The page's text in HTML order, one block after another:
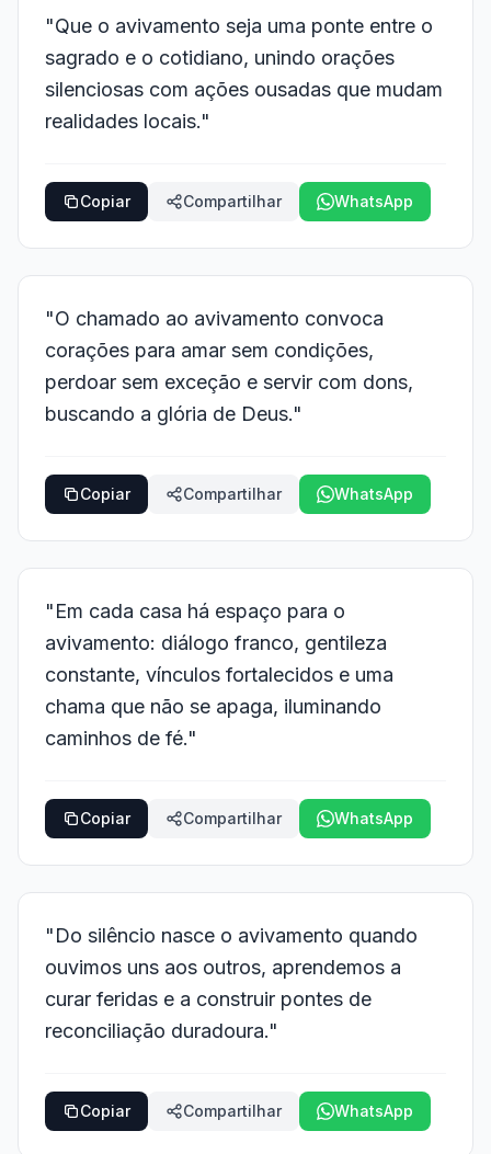
"Que o avivamento seja uma ponte entre o
sagrado e o cotidiano, unindo orações
silenciosas com ações ousadas que mudam
realidades locais."
Copiar Compartilhar WhatsApp
"O chamado ao avivamento convoca
corações para amar sem condições,
perdoar sem exceção e servir com dons,
buscando a glória de Deus."
Copiar Compartilhar WhatsApp
"Em cada casa há espaço para o
avivamento: diálogo franco, gentileza
constante, vínculos fortalecidos e uma
chama que não se apaga, iluminando
caminhos de fé."
Copiar Compartilhar WhatsApp
"Do silêncio nasce o avivamento quando
ouvimos uns aos outros, aprendemos a
curar feridas e a construir pontes de
reconciliação duradoura."
Copiar Compartilhar WhatsApp